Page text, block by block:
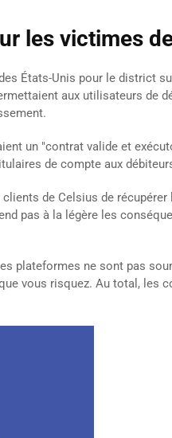
les victimes
États-Unis pour le district
aux utilisateurs
un "contrat valide et
de compte aux
de Celsius de
pas à la légère les
plateformes ne sont pas
vous risquez. Au total, les